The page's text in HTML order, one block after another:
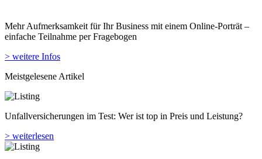
Mehr Aufmerksamkeit für Ihr Business mit einem Online-Porträt –
einfache Teilnahme per Fragebogen
> weitere Infos
Meistgelesene Artikel
Unfallversicherungen im Test: Wer ist top in Preis und Leistung?
> weiterlesen